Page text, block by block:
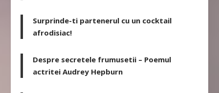
Surprinde-ti partenerul cu un cocktail
afrodisiac!
Despre secretele frumusetii – Poemul
actritei Audrey Hepburn